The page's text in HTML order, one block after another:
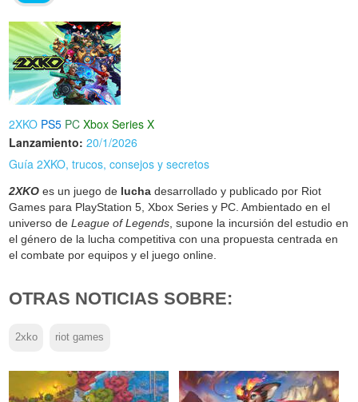
2XKO PS5 PC Xbox Series X
Lanzamiento: 20/1/2026
Guía 2XKO, trucos, consejos y secretos
2XKO es un juego de lucha desarrollado y publicado por Riot
Games para PlayStation 5, Xbox Series y PC. Ambientado en el
universo deLeague of Legends, supone la incursión del estudio en
el género de la lucha competitiva con una propuesta centrada en
el combate por equipos y el juego online.
OTRAS NOTICIAS SOBRE:
2xko riot games